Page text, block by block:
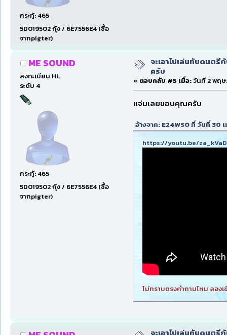
กระทู้: 465
5D019502 กุ้ง / 6E7556E4 (ซื้อ
จากpigter)
ME SOUND
ลงทะเบียน HL
ระดับ 4
กระทู้: 465
5D019502 กุ้ง / 6E7556E4 (ซื้อ
จากpigter)
จะเอาไปเล่นทับดนต
ครับ
« ตอบกลับ #5 เมื่อ: วันที่ 2 พฤษ
แจ่มเลยขอบคุณครับ
อ้างจาก: E24WSO ที่ วันที่ 30
https://youtu.be/
ไม่ทราบตรงคำถามไหม ลอง